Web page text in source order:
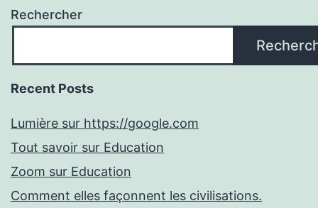
Rechercher
Recent Posts
Lumière sur https://google.com
Tout savoir sur Education
Zoom sur Education
Comment elles façonnent les civilisations.